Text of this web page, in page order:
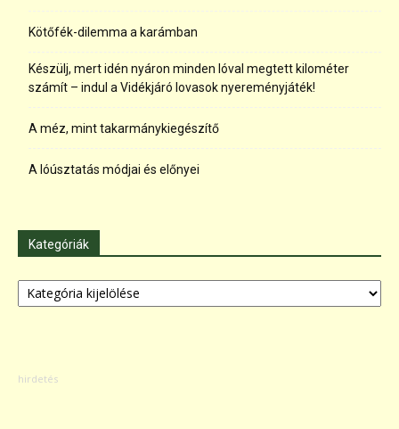
Kötőfék-dilemma a karámban
Készülj, mert idén nyáron minden lóval megtett kilométer
számít – indul a Vidékjáró lovasok nyereményjáték!
A méz, mint takarmánykiegészítő
A lóúsztatás módjai és előnyei
Kategóriák
Kategóriák